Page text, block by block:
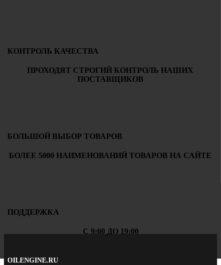
КОНТРОЛЬ КАЧЕСТВА
ПРОХОДЯТ СТРОГИЙ КОНТРОЛЬ НАШИХ
ПОСТАВЩИКОВ
БОЛЬШОЙ ВЫБОР ТОВАРОВ
БОЛЕЕ 5000 НАИМЕНОВАНИЙ ТОВАРОВ НА САЙТЕ
ПОДДЕРЖКА
С 9:00 ДО 19:00
OILENGINE.RU